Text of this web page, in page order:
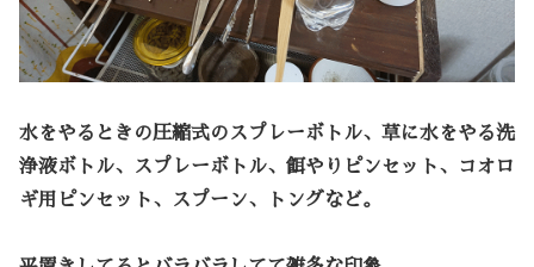
水をやるときの圧縮式のスプレーボトル、草に水をやる洗
浄液ボトル、スプレーボトル、餌やりピンセット、コオロ
ギ用ピンセット、スプーン、トングなど。